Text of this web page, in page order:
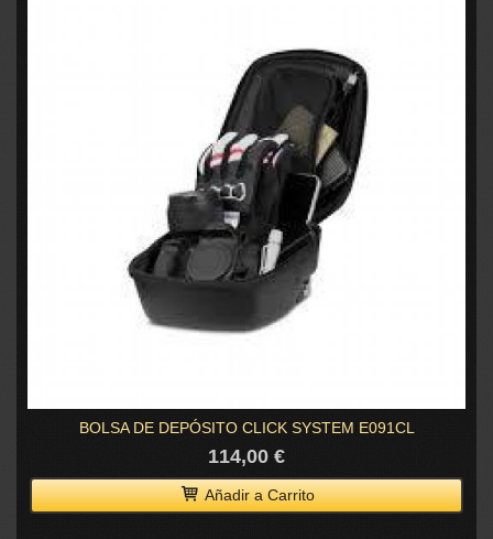
BOLSA DE DEPÓSITO CLICK SYSTEM E091CL
114,00 €
Añadir a Carrito